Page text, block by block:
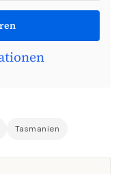
Tasmanien